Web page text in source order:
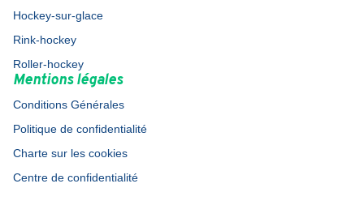
Hockey-sur-glace
Rink-hockey
Roller-hockey
Mentions légales
Conditions Générales
Politique de confidentialité
Charte sur les cookies
Centre de confidentialité